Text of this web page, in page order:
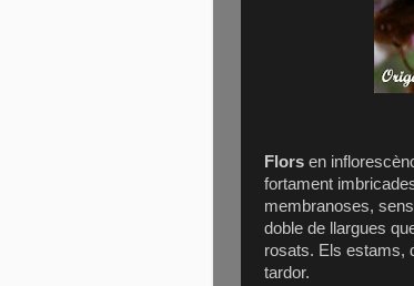
Flors en
fortament
membranoses,
doble de llargues
rosats. Els estams,
tardor.